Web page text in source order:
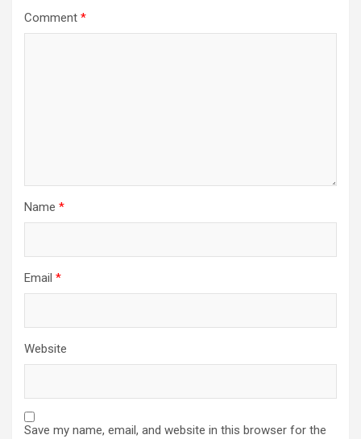
Comment *
Name *
Email *
Website
Save my name, email, and website in this browser for the